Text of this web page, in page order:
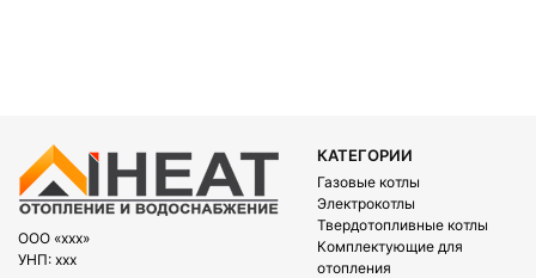
OOO «xxx»
УНП: xxx
КАТЕГОРИИ
Газовые котлы
Электрокотлы
Твердотопливные котлы
Комплектующие для
отопления